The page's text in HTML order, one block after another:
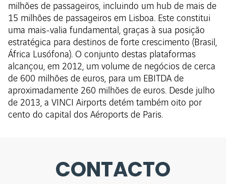
milhões de passageiros, incluindo um hub de mais de
15 milhões de passageiros em Lisboa. Este constitui
uma mais-valia fundamental, graças à sua posição
estratégica para destinos de forte crescimento (Brasil,
África Lusófona). O conjunto destas plataformas
alcançou, em 2012, um volume de negócios de cerca
de 600 milhões de euros, para um EBITDA de
aproximadamente 260 milhões de euros. Desde julho
de 2013, a VINCI Airports detém também oito por
cento do capital dos Aéroports de Paris.
CONTACTO